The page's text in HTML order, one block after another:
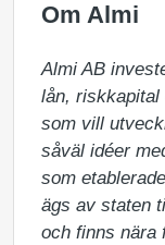
Om Almi
Almi AB
lån,
som vill
såväl idéer
som
ägs av staten
och finns nära